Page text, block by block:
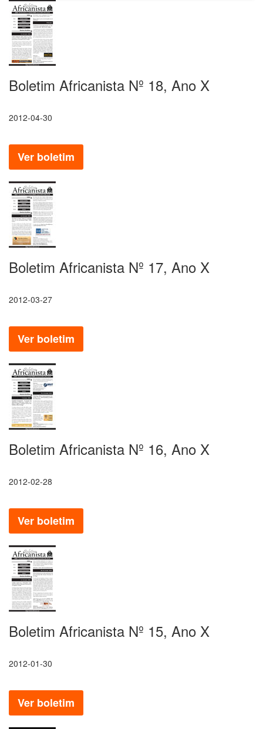
Boletim Africanista Nº 18, Ano X
2012-04-30
Ver boletim
Boletim Africanista Nº 17, Ano X
2012-03-27
Ver boletim
Boletim Africanista Nº 16, Ano X
2012-02-28
Ver boletim
Boletim Africanista Nº 15, Ano X
2012-01-30
Ver boletim